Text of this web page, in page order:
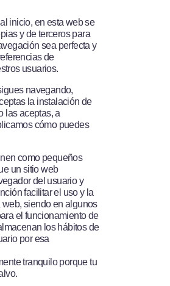
inicio, en esta web se
y de terceros para
sea perfecta y
de
usuarios.
navegando,
la instalación de
las aceptas, a
cómo puedes
como pequeños
un sitio web
del usuario y
facilitar el uso y la
siendo en algunos
el funcionamiento de
los hábitos de
por esa
tranquilo porque tu